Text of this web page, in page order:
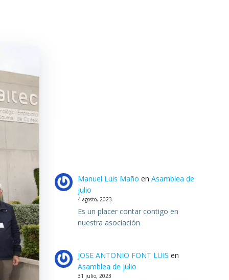
Manuel Luis Maño en Asamblea de
julio
4 agosto, 2023
Es un placer contar contigo en
nuestra asociación
JOSE ANTONIO FONT LUIS en
Asamblea de julio
31 julio, 2023